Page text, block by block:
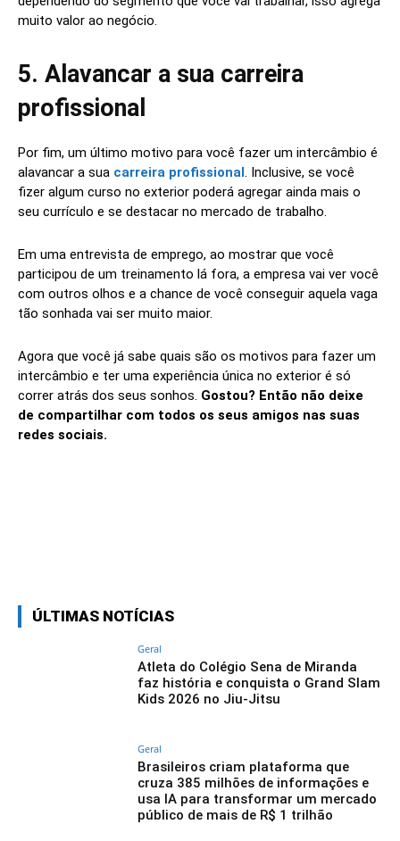
muito valor ao negócio.
5. Alavancar a sua carreira
profissional
Por fim, um último motivo para você fazer um intercâmbio é
alavancar a sua carreira profissional. Inclusive, se você
fizer algum curso no exterior poderá agregar ainda mais o
seu currículo e se destacar no mercado de trabalho.
Em uma entrevista de emprego, ao mostrar que você
participou de um treinamento lá fora, a empresa vai ver você
com outros olhos e a chance de você conseguir aquela vaga
tão sonhada vai ser muito maior.
Agora que você já sabe quais são os motivos para fazer um
intercâmbio e ter uma experiência única no exterior é só
correr atrás dos seus sonhos. Gostou? Então não deixe
de compartilhar com todos os seus amigos nas suas
redes sociais.
ÚLTIMAS NOTÍCIAS
Geral
Atleta do Colégio Sena de Miranda
faz história e conquista o Grand Slam
Kids 2026 no Jiu-Jitsu
Geral
Brasileiros criam plataforma que
cruza 385 milhões de informações e
usa IA para transformar um mercado
público de mais de R$ 1 trilhão